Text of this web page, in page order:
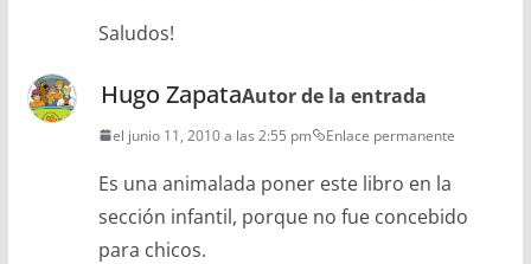
Saludos!
Hugo ZapataAutor de la entrada
el junio 11, 2010 a las 2:55 pm Enlace permanente
Es una animalada poner este libro en la
sección infantil, porque no fue concebido
para chicos.